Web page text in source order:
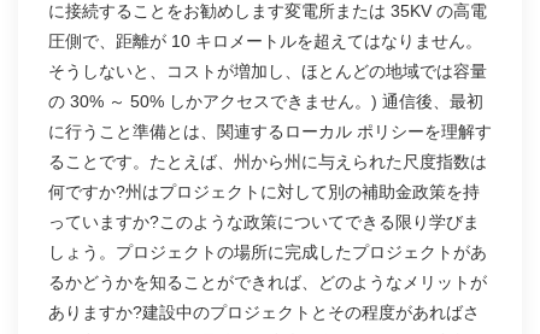
に接続することをお勧めします変電所または 35KV の高電
圧側で、距離が 10 キロメートルを超えてはなりません。
そうしないと、コストが増加し、ほとんどの地域では容量
の 30% ～ 50% しかアクセスできません。) 通信後、最初
に行うこと準備とは、関連するローカル ポリシーを理解す
ることです。たとえば、州から州に与えられた尺度指数は
何ですか?州はプロジェクトに対して別の補助金政策を持
っていますか?このような政策についてできる限り学びま
しょう。プロジェクトの場所に完成したプロジェクトがあ
るかどうかを知ることができれば、どのようなメリットが
ありますか?建設中のプロジェクトとその程度があればさ